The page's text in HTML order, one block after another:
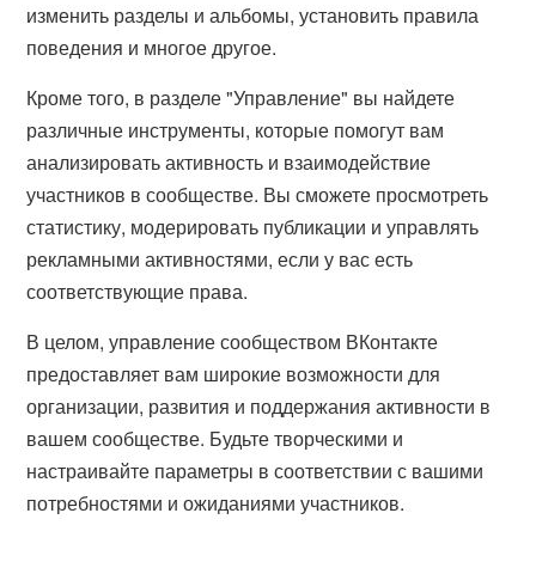
изменить разделы и альбомы, установить правила
поведения и многое другое.
Кроме того, в разделе "Управление" вы найдете
различные инструменты, которые помогут вам
анализировать активность и взаимодействие
участников в сообществе. Вы сможете просмотреть
статистику, модерировать публикации и управлять
рекламными активностями, если у вас есть
соответствующие права.
В целом, управление сообществом ВКонтакте
предоставляет вам широкие возможности для
организации, развития и поддержания активности в
вашем сообществе. Будьте творческими и
настраивайте параметры в соответствии с вашими
потребностями и ожиданиями участников.